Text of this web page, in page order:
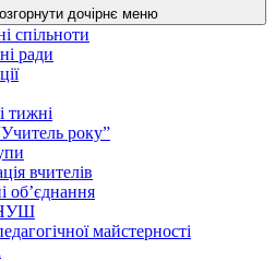
дочірнє меню
спільноти
ради
тижні
року”
вчителів
об’єднання
НУШ
майстерності